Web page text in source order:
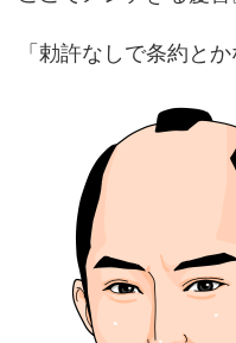
「勅許なしで条約と